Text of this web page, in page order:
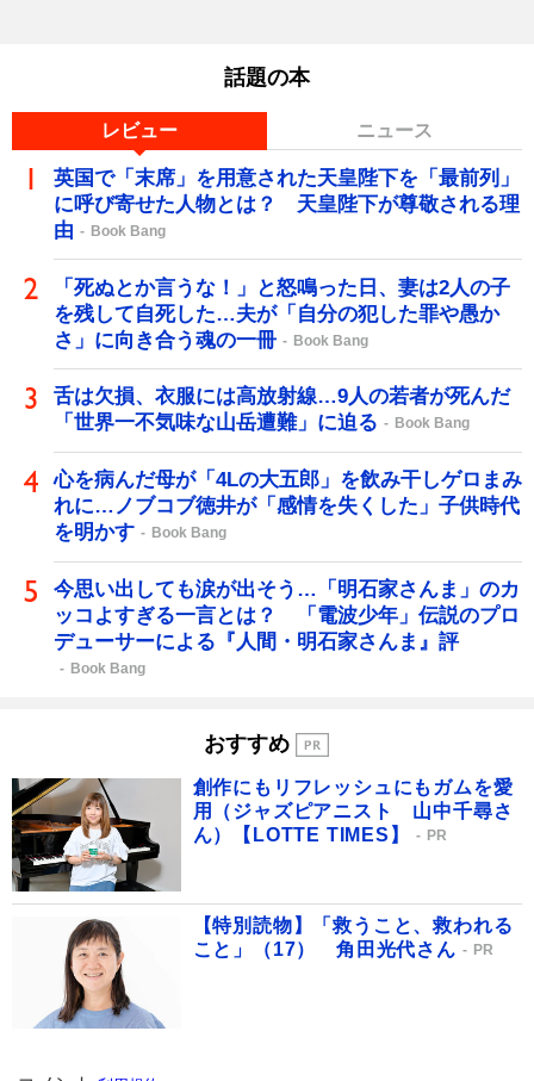
話題の本
レビュー ニュース
英国で「末席」を用意された天皇陛下を「最前列」
に呼び寄せた人物とは？ 天皇陛下が尊敬される理
由
Book Bang
「死ぬとか言うな！」と怒鳴った日、妻は2人の子
を残して自死した…夫が「自分の犯した罪や愚か
さ」に向き合う魂の一冊
Book Bang
舌は欠損、衣服には高放射線…9人の若者が死んだ
「世界一不気味な山岳遭難」に迫る
Book Bang
心を病んだ母が「4Lの大五郎」を飲み干しゲロまみ
れに…ノブコブ徳井が「感情を失くした」子供時代
を明かす
Book Bang
今思い出しても涙が出そう…「明石家さんま」のカ
ッコよすぎる一言とは？ 「電波少年」伝説のプロ
デューサーによる『人間・明石家さんま』評
Book Bang
おすすめ
創作にもリフレッシュにもガムを愛
用（ジャズピアニスト 山中千尋さ
ん）【LOTTE TIMES】
PR
【特別読物】「救うこと、救われる
こと」（17） 角田光代さん
PR